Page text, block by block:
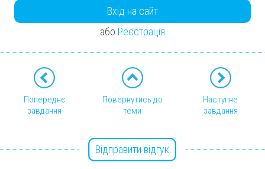
Вхід на сайт
або Реєстрація
Попереднє
завдання
Повернутись до
теми
Наступне
завдання
Відправити відгук